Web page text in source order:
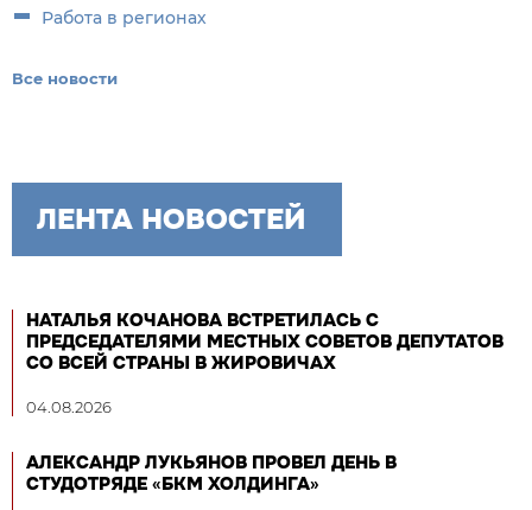
Работа в регионах
Все новости
ЛЕНТА НОВОСТЕЙ
НАТАЛЬЯ КОЧАНОВА ВСТРЕТИЛАСЬ С
ПРЕДСЕДАТЕЛЯМИ МЕСТНЫХ СОВЕТОВ ДЕПУТАТОВ
СО ВСЕЙ СТРАНЫ В ЖИРОВИЧАХ
04.08.2026
АЛЕКСАНДР ЛУКЬЯНОВ ПРОВЕЛ ДЕНЬ В
СТУДОТРЯДЕ «БКМ ХОЛДИНГА»